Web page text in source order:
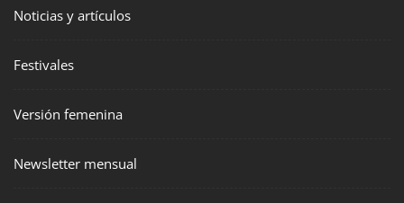
Noticias y artículos
Festivales
Versión femenina
Newsletter mensual